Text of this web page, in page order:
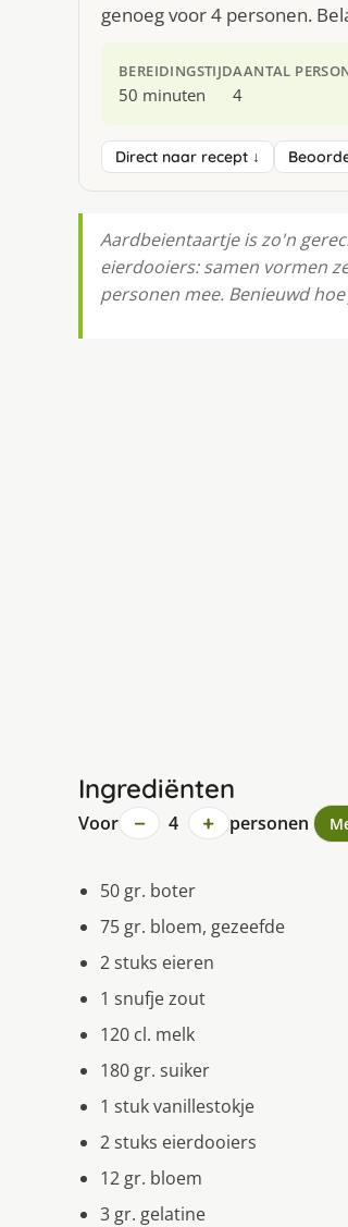
genoeg voor 4 personen.
BEREIDINGSTIJD
50 minuten
AANTAL
4
Direct naar recept ↓
Aardbeientaartje is zo'n
eierdooiers: samen vormen
personen mee. Benieuwd
Ingrediënten
Voor − 4 + personen
50 gr. boter
75 gr. bloem, gezeefde
2 stuks eieren
1 snufje zout
120 cl. melk
180 gr. suiker
1 stuk vanillestokje
2 stuks eierdooiers
12 gr. bloem
3 gr. gelatine